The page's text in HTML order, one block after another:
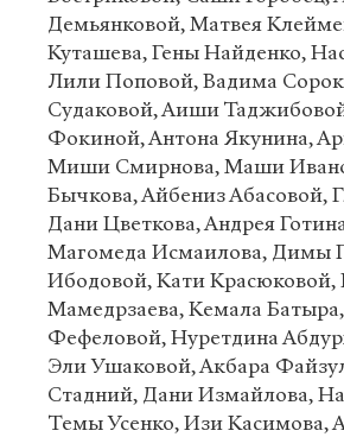
Демьянковой, Матвея
Куташева, Гены Найденко,
Лили Поповой, Вадима
Судаковой, Аиши
Фокиной, Антона Якунина,
Миши Смирнова, Маши
Бычкова, Айбениз Абасовой,
Дани Цветкова, Андрея
Магомеда Исмаилова, Димы
Ибодовой, Кати Красюковой,
Мамедрзаева, Кемала
Фефеловой, Нуретдина
Эли Ушаковой, Акбара
Стадний, Дани Измайлова,
Темы Усенко, Изи Касимова,